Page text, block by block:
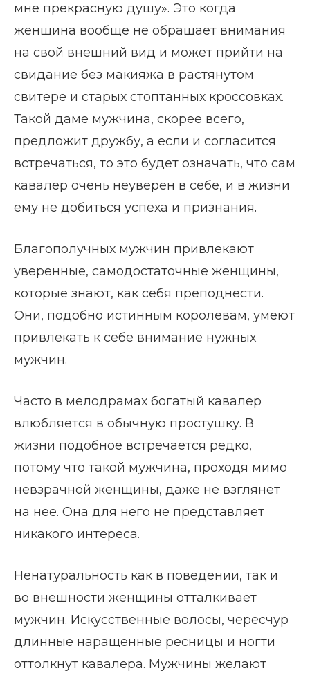
мне прекрасную душу». Это когда
женщина вообще не обращает внимания
на свой внешний вид и может прийти на
свидание без макияжа в растянутом
свитере и старых стоптанных кроссовках.
Такой даме мужчина, скорее всего,
предложит дружбу, а если и согласится
встречаться, то это будет означать, что сам
кавалер очень неуверен в себе, и в жизни
ему не добиться успеха и признания.
Благополучных мужчин привлекают
уверенные, самодостаточные женщины,
которые знают, как себя преподнести.
Они, подобно истинным королевам, умеют
привлекать к себе внимание нужных
мужчин.
Часто в мелодрамах богатый кавалер
влюбляется в обычную простушку. В
жизни подобное встречается редко,
потому что такой мужчина, проходя мимо
невзрачной женщины, даже не взглянет
на нее. Она для него не представляет
никакого интереса.
Ненатуральность как в поведении, так и
во внешности женщины отталкивает
мужчин. Искусственные волосы, чересчур
длинные наращенные ресницы и ногти
оттолкнут кавалера. Мужчины желают